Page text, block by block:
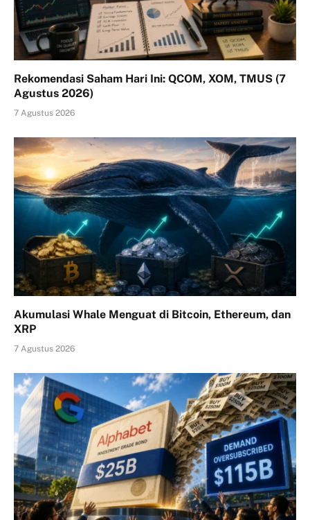
Rekomendasi Saham Hari Ini: QCOM, XOM, TMUS (7
Agustus 2026)
7 Agustus 2026
Akumulasi Whale Menguat di Bitcoin, Ethereum, dan
XRP
7 Agustus 2026